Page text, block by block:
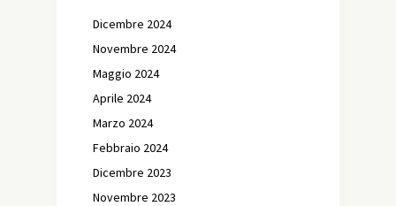
Dicembre 2024
Novembre 2024
Maggio 2024
Aprile 2024
Marzo 2024
Febbraio 2024
Dicembre 2023
Novembre 2023